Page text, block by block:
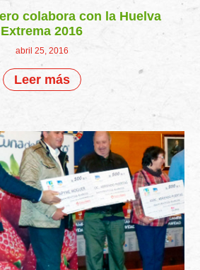
colabora con la Huelva
Extrema 2016
abril 25, 2016
Leer más